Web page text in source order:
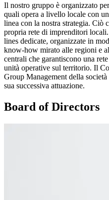
Il nostro gruppo è organizzato
quali opera a livello locale con
linea con la nostra strategia. Ciò
propria rete di imprenditori
lines dedicate, organizzate in
know-how mirato alle regioni e
centrali che garantiscono una
unità operative sul territorio. Il
Group Management della
sua successiva attuazione.
Board of Directors